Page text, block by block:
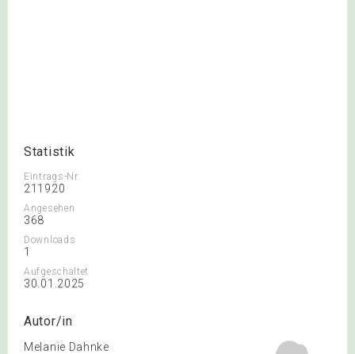
Statistik
Eintrags-Nr.
211920
Angesehen
368
Downloads
1
Aufgeschaltet
30.01.2025
Autor/in
Melanie Dahnke